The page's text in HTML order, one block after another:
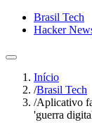
Brasil Tech
Hacker
Início
/Brasil Tech
/Aplicativo
'guerra